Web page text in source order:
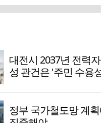
대전시 2037년 전력
성 관건은 '주민 수용
정부 국가철도망 계